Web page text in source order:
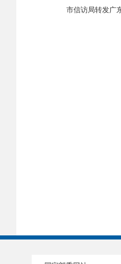
市信访局转发广东省